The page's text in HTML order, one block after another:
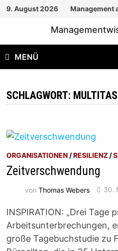
Zum
9. August 2026 Management
MENÜ
SCHLAGWORT:
ORGANISATIONEN /RESILIENZ /
Zeitverschwendung
vonThomas Webers 30.
INSPIRATION: „Drei Tage
Arbeitsunterbrechungen,
große Tagebuchstudie zu